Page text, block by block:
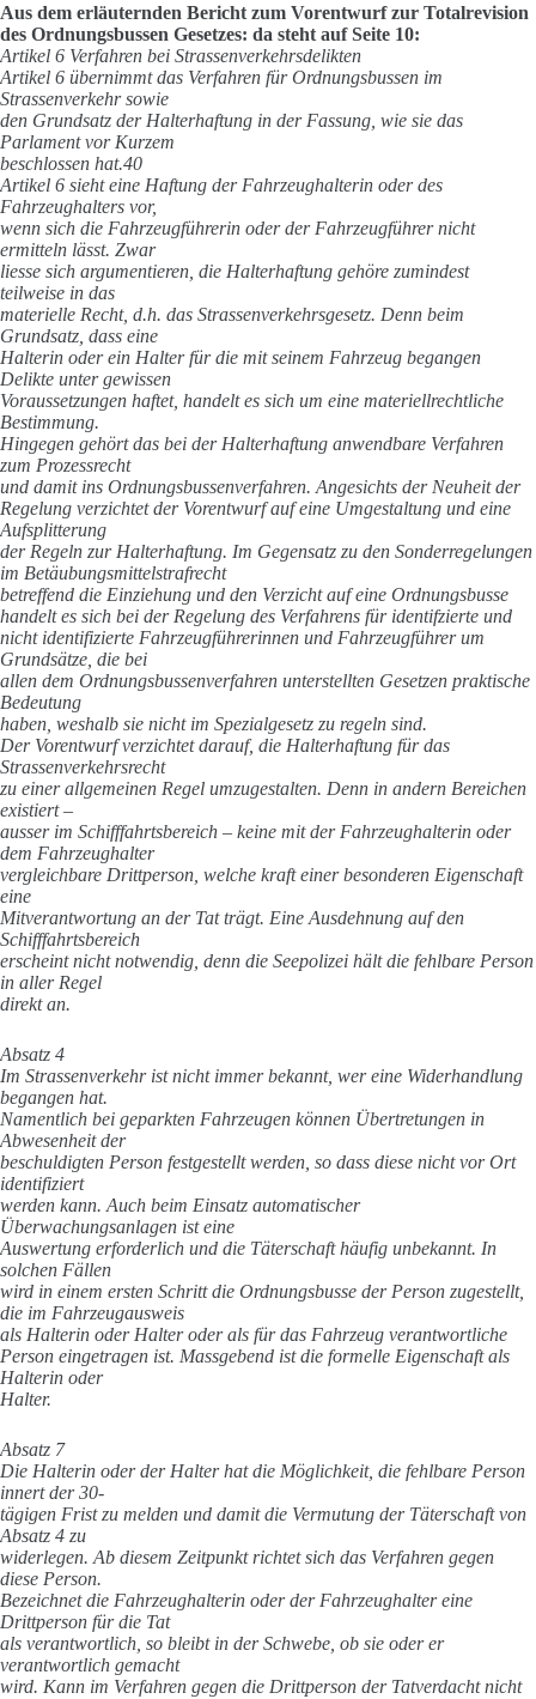
Aus dem erläuternden Bericht zum Vorentwurf zur Totalrevision
des Ordnungsbussen Gesetzes: da steht auf Seite 10:
Artikel 6 Verfahren bei Strassenverkehrsdelikten
Artikel 6 übernimmt das Verfahren für Ordnungsbussen im
Strassenverkehr sowie
den Grundsatz der Halterhaftung in der Fassung, wie sie das
Parlament vor Kurzem
beschlossen hat.40
Artikel 6 sieht eine Haftung der Fahrzeughalterin oder des
Fahrzeughalters vor,
wenn sich die Fahrzeugführerin oder der Fahrzeugführer nicht
ermitteln lässt. Zwar
liesse sich argumentieren, die Halterhaftung gehöre zumindest
teilweise in das
materielle Recht, d.h. das Strassenverkehrsgesetz. Denn beim
Grundsatz, dass eine
Halterin oder ein Halter für die mit seinem Fahrzeug begangen
Delikte unter gewissen
Voraussetzungen haftet, handelt es sich um eine materiellrechtliche
Bestimmung.
Hingegen gehört das bei der Halterhaftung anwendbare Verfahren
zum Prozessrecht
und damit ins Ordnungsbussenverfahren. Angesichts der Neuheit der
Regelung verzichtet der Vorentwurf auf eine Umgestaltung und eine
Aufsplitterung
der Regeln zur Halterhaftung. Im Gegensatz zu den Sonderregelungen
im Betäubungsmittelstrafrecht
betreffend die Einziehung und den Verzicht auf eine Ordnungsbusse
handelt es sich bei der Regelung des Verfahrens für identifzierte und
nicht identifizierte Fahrzeugführerinnen und Fahrzeugführer um
Grundsätze, die bei
allen dem Ordnungsbussenverfahren unterstellten Gesetzen praktische
Bedeutung
haben, weshalb sie nicht im Spezialgesetz zu regeln sind.
Der Vorentwurf verzichtet darauf, die Halterhaftung für das
Strassenverkehrsrecht
zu einer allgemeinen Regel umzugestalten. Denn in andern Bereichen
existiert –
ausser im Schifffahrtsbereich – keine mit der Fahrzeughalterin oder
dem Fahrzeughalter
vergleichbare Drittperson, welche kraft einer besonderen Eigenschaft
eine
Mitverantwortung an der Tat trägt. Eine Ausdehnung auf den
Schifffahrtsbereich
erscheint nicht notwendig, denn die Seepolizei hält die fehlbare Person
in aller Regel
direkt an.
Absatz 4
Im Strassenverkehr ist nicht immer bekannt, wer eine Widerhandlung
begangen hat.
Namentlich bei geparkten Fahrzeugen können Übertretungen in
Abwesenheit der
beschuldigten Person festgestellt werden, so dass diese nicht vor Ort
identifiziert
werden kann. Auch beim Einsatz automatischer
Überwachungsanlagen ist eine
Auswertung erforderlich und die Täterschaft häufig unbekannt. In
solchen Fällen
wird in einem ersten Schritt die Ordnungsbusse der Person zugestellt,
die im Fahrzeugausweis
als Halterin oder Halter oder als für das Fahrzeug verantwortliche
Person eingetragen ist. Massgebend ist die formelle Eigenschaft als
Halterin oder
Halter.
Absatz 7
Die Halterin oder der Halter hat die Möglichkeit, die fehlbare Person
innert der 30-
tägigen Frist zu melden und damit die Vermutung der Täterschaft von
Absatz 4 zu
widerlegen. Ab diesem Zeitpunkt richtet sich das Verfahren gegen
diese Person.
Bezeichnet die Fahrzeughalterin oder der Fahrzeughalter eine
Drittperson für die Tat
als verantwortlich, so bleibt in der Schwebe, ob sie oder er
verantwortlich gemacht
wird. Kann im Verfahren gegen die Drittperson der Tatverdacht nicht